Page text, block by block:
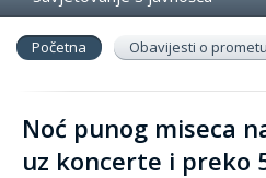
Početna Obavijesti o prometu
Noć punog miseca
uz koncerte i preko